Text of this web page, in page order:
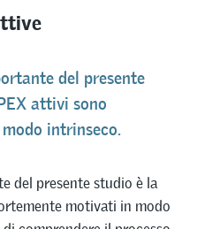
del presente
attivi sono
intrinseco.
del presente studio è la
motivati in modo